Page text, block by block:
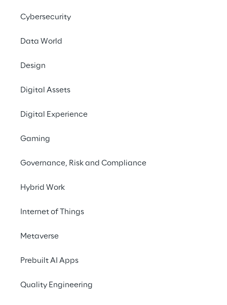
Cybersecurity
Data World
Design
Digital Assets
Digital Experience
Gaming
Governance, Risk and Compliance
Hybrid Work
Internet of Things
Metaverse
Prebuilt AI Apps
Quality Engineering
O Contexto
Como podemos ajudar